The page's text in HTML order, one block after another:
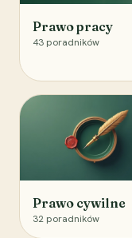
Prawo pracy
43 poradników
Prawo cywilne
32 poradników